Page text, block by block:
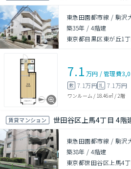
東急田園都市線 / 駒沢
築35年 /4階建
東京都目黒区東が丘1
7.1 万円 /管理費
敷 7.1万円礼 7.1万円
ワンルーム / 18.46㎡/ 2階
賃貸マンション 世田谷区上馬4丁目 4階
東急田園都市線 / 駒沢
築38年 /4階建
東京都世田谷区上馬4